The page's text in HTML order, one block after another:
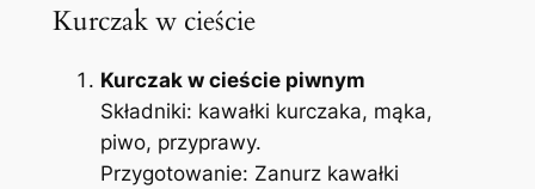
Kurczak w cieście
Kurczak w cieście piwnym
Składniki: kawałki kurczaka, mąka,
piwo, przyprawy.
Przygotowanie: Zanurz kawałki